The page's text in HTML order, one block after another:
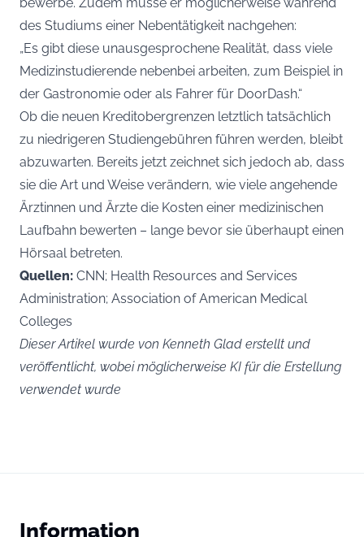
des Studiums einer Nebentätigkeit nachgehen:
„Es gibt diese unausgesprochene Realität, dass viele
Medizinstudierende nebenbei arbeiten, zum Beispiel in
der Gastronomie oder als Fahrer für DoorDash.“
Ob die neuen Kreditobergrenzen letztlich tatsächlich
zu niedrigeren Studiengebühren führen werden, bleibt
abzuwarten. Bereits jetzt zeichnet sich jedoch ab, dass
sie die Art und Weise verändern, wie viele angehende
Ärztinnen und Ärzte die Kosten einer medizinischen
Laufbahn bewerten – lange bevor sie überhaupt einen
Hörsaal betreten.
Quellen: CNN; Health Resources and Services
Administration; Association of American Medical
Colleges
Dieser Artikel wurde von Kenneth Glad erstellt und
veröffentlicht, wobei möglicherweise KI für die Erstellung
verwendet wurde
Information